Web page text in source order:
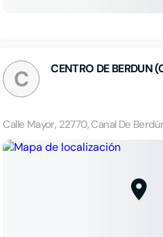
C CENTRO DE BERDUN
Calle Mayor, 22770, Canal De